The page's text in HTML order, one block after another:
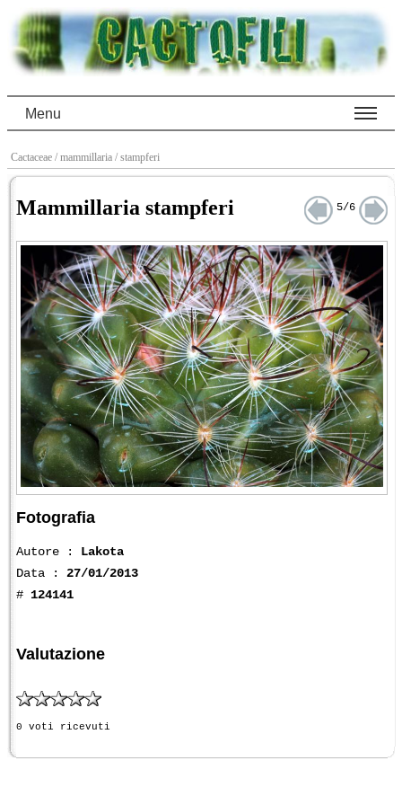
Menu
Cactaceae / mammillaria / stampferi
Mammillaria stampferi 5/6
Fotografia
Autore : Lakota
Data : 27/01/2013
# 124141
Valutazione
0 voti ricevuti